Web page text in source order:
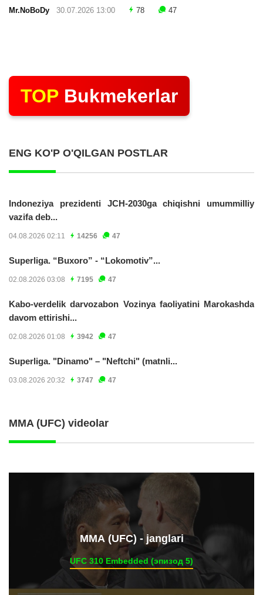
Mr.NoBoDy 30.07.2026 13:00 78 47
TOP Bukmekerlar
ENG KO'P O'QILGAN POSTLAR
Indoneziya prezidenti JCH-2030ga chiqishni umummilliy
vazifa deb...
04.08.2026 02:11 14256 47
Superliga. “Buxoro” - “Lokomotiv”...
02.08.2026 03:08 7195 47
Kabo-verdelik darvozabon Vozinya faoliyatini Marokashda
davom ettirishi...
02.08.2026 01:08 3942 47
Superliga. "Dinamo" – "Neftchi" (matnli...
03.08.2026 20:32 3747 47
MMA (UFC) videolar
ММА (UFC) - janglari
UFC 310 Embedded (эпизод 5)